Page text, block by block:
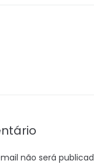
não será